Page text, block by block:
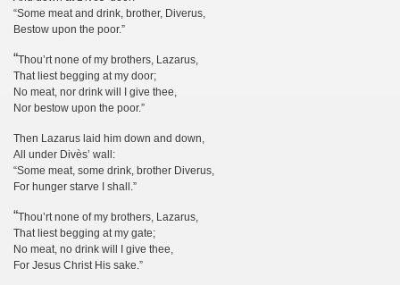
“Some meat and drink, brother, Diverus,
Bestow upon the poor.”
“Thou’rt none of my brothers, Lazarus,
That liest begging at my door;
No meat, nor drink will I give thee,
Nor bestow upon the poor.”
Then Lazarus laid him down and down,
All under Divès’ wall:
“Some meat, some drink, brother Diverus,
For hunger starve I shall.”
“Thou’rt none of my brothers, Lazarus,
That liest begging at my gate;
No meat, no drink will I give thee,
For Jesus Christ His sake.”